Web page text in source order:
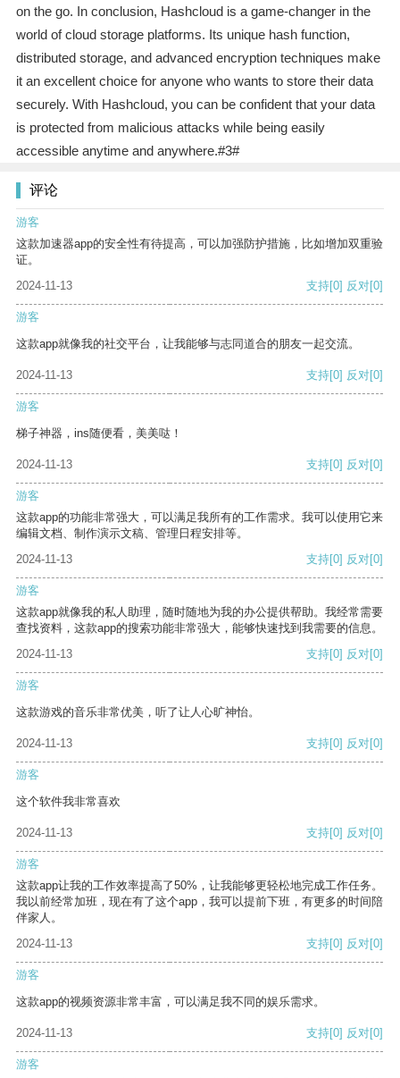
on the go. In conclusion, Hashcloud is a game-changer in the
world of cloud storage platforms. Its unique hash function,
distributed storage, and advanced encryption techniques make
it an excellent choice for anyone who wants to store their data
securely. With Hashcloud, you can be confident that your data
is protected from malicious attacks while being easily
accessible anytime and anywhere.#3#
评论
游客
这款加速器app的安全性有待提高，可以加强防护措施，比如增加双重验
证。
2024-11-13
支持[0] 反对[0]
游客
这款app就像我的社交平台，让我能够与志同道合的朋友一起交流。
2024-11-13 支持[0] 反对[0]
游客
梯子神器，ins随便看，美美哒！
2024-11-13 支持[0] 反对[0]
游客
这款app的功能非常强大，可以满足我所有的工作需求。我可以使用它来
编辑文档、制作演示文稿、管理日程安排等。
2024-11-13
支持[0] 反对[0]
游客
这款app就像我的私人助理，随时随地为我的办公提供帮助。我经常需要
查找资料，这款app的搜索功能非常强大，能够快速找到我需要的信息。
2024-11-13
支持[0] 反对[0]
游客
这款游戏的音乐非常优美，听了让人心旷神怡。
2024-11-13 支持[0] 反对[0]
游客
这个软件我非常喜欢
2024-11-13 支持[0] 反对[0]
游客
这款app让我的工作效率提高了50%，让我能够更轻松地完成工作任务。
我以前经常加班，现在有了这个app，我可以提前下班，有更多的时间陪
伴家人。
2024-11-13
支持[0] 反对[0]
游客
这款app的视频资源非常丰富，可以满足我不同的娱乐需求。
2024-11-13 支持[0] 反对[0]
游客